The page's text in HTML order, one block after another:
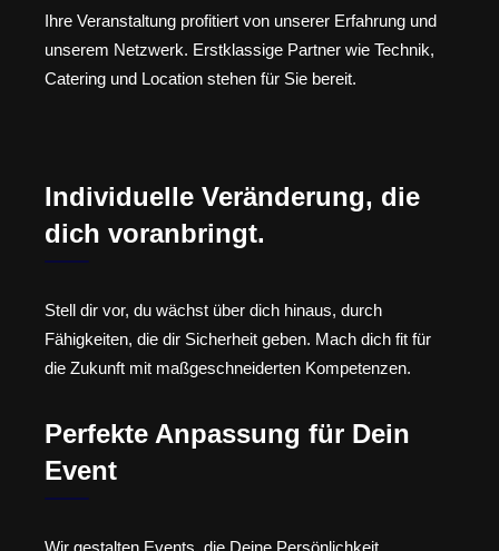
Ihre Veranstaltung profitiert von unserer Erfahrung und
unserem Netzwerk. Erstklassige Partner wie Technik,
Catering und Location stehen für Sie bereit.
Individuelle Veränderung, die
dich voranbringt.
Stell dir vor, du wächst über dich hinaus, durch
Fähigkeiten, die dir Sicherheit geben. Mach dich fit für
die Zukunft mit maßgeschneiderten Kompetenzen.
Perfekte Anpassung für Dein
Event
Wir gestalten Events, die Deine Persönlichkeit